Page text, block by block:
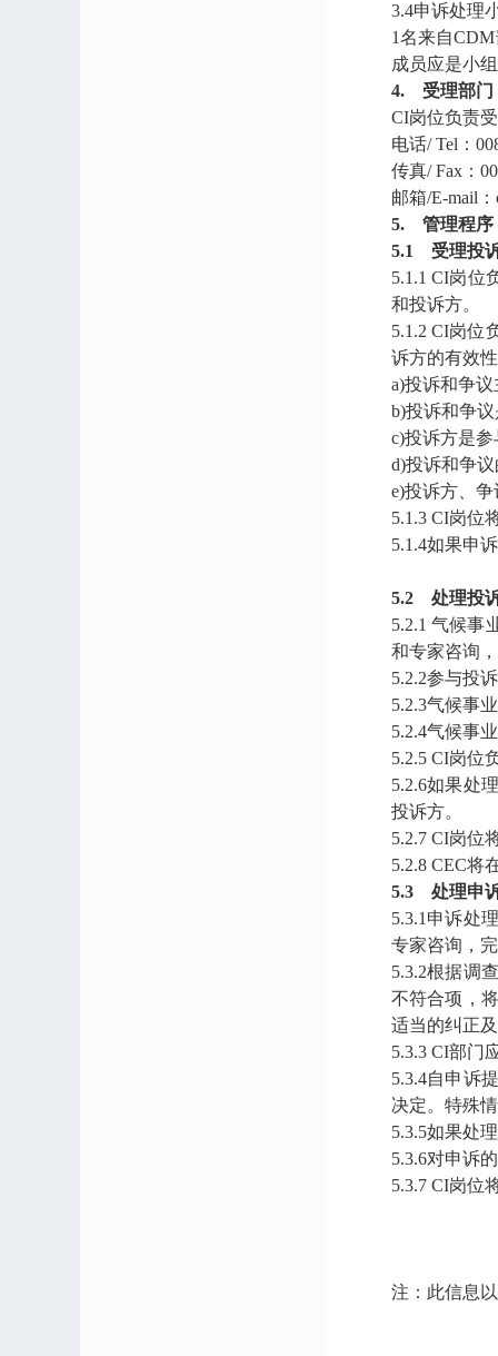
3.4申诉处理
1名来自
成员应是小
4. 受理部门
CI岗位负责
电话/ Tel：
传真/ Fax：
邮箱/E-mail：
5. 管理程序
5.1 受理投
5.1.1 CI岗位
和投诉方。
5.1.2 CI岗位
诉方的有效
a)投诉和争
b)投诉和争
c)投诉方是
d)投诉和争
e)投诉方、
5.1.3 CI岗位
5.1.4如果申
5.2 处理投
5.2.1 气候事
和专家咨询
5.2.2参与投
5.2.3气候事
5.2.4气候事
5.2.5 CI岗位
5.2.6如果处
投诉方。
5.2.7 CI岗位
5.2.8 CEC将
5.3 处理申
5.3.1申诉处
专家咨询，
5.3.2根据调
不符合项，
适当的纠正
5.3.3 CI部门
5.3.4自申诉
决定。特殊
5.3.5如果处
5.3.6对申诉
5.3.7 CI岗位
注：此信息